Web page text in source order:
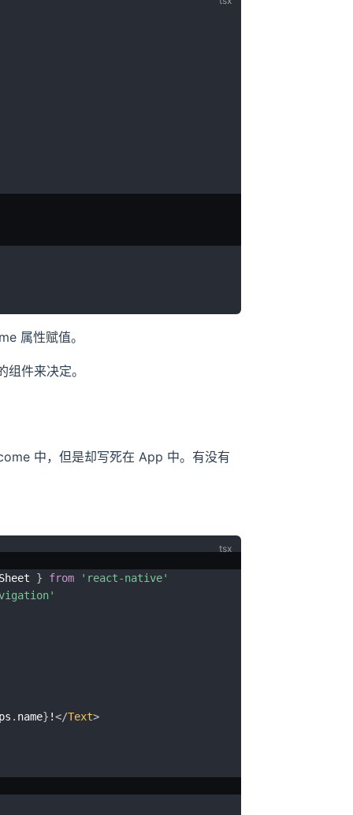
属性赋值。
件来决定。
中，但是却写死在 App 中。有没有
} from
'react-native'
. name} !</Text>